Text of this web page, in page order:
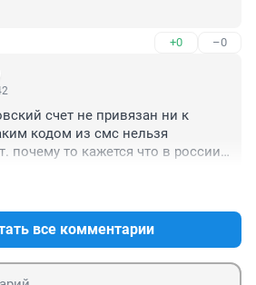
+0 –0
счет не привязан ни к
кодом из смс нельзя
почему то кажется что в россии
все комментарии